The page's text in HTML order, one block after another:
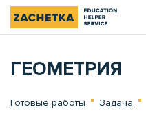
ГЕОМЕТРИЯ
Готовые работы Задача